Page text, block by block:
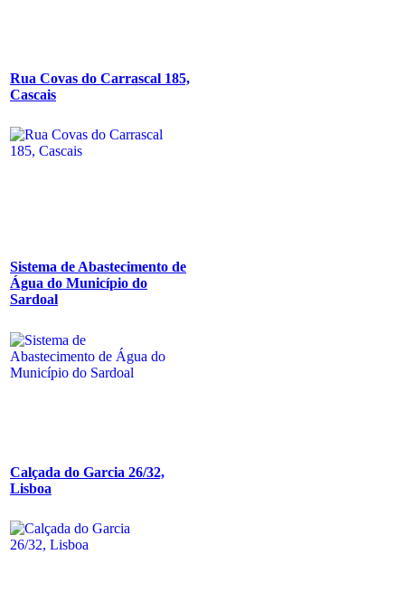
Rua Covas do Carrascal 185,
Cascais
Sistema de Abastecimento de
Água do Município do
Sardoal
Calçada do Garcia 26/32,
Lisboa